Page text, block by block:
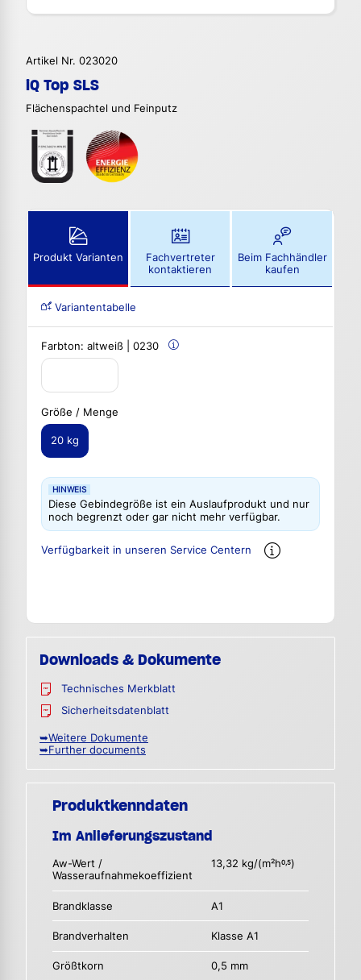
Artikel Nr. 023020
iQ Top SLS
Flächenspachtel und Feinputz
Produkt Varianten
Fachvertreter
kontaktieren
Beim Fachhändler
kaufen
Variantentabelle
Farbton: altweiß | 0230
Größe / Menge
20 kg
HINWEIS
Diese Gebindegröße ist ein Auslaufprodukt und nur
noch begrenzt oder gar nicht mehr verfügbar.
Verfügbarkeit in unseren Service Centern
Downloads & Dokumente
Technisches Merkblatt
Sicherheitsdatenblatt
➥Weitere Dokumente
➥Further documents
Produktkenndaten
Im Anlieferungszustand
Aw-Wert /
Wasseraufnahmekoeffizient
13,32 kg/(m²h0,5)
Brandklasse A1
Brandverhalten Klasse A1
Größtkorn 0,5 mm